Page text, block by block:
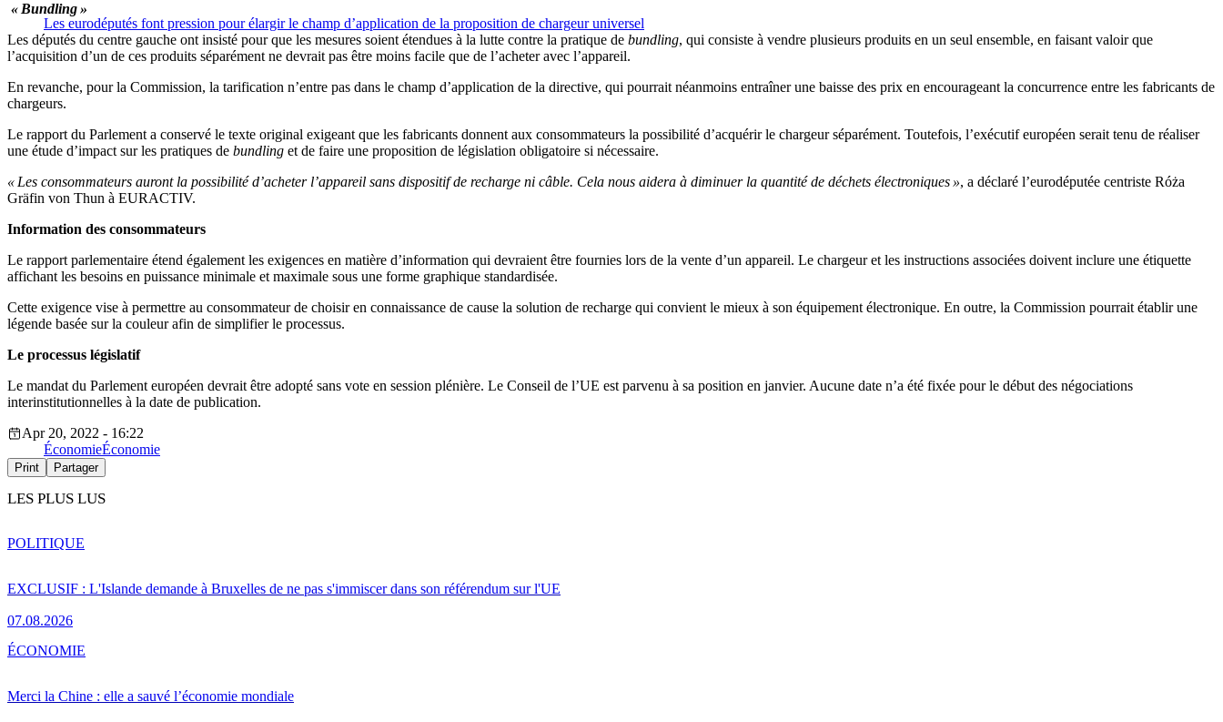
Les eurodéputés font pression pour élargir le champ d’application de la proposition de chargeur universel
« Bundling»
Les députés du centre gauche ont insisté pour que les mesures soient étendues à la lutte contre la pratique de bundling, qui consiste à vendre plusieurs produits en un seul ensemble, en faisant valoir que
l’acquisition d’un de ces produits séparément ne devrait pas être moins facile que de l’acheter avec l’appareil.
En revanche, pour la Commission, la tarification n’entre pas dans le champ d’application de la directive, qui pourrait néanmoins entraîner une baisse des prix en encourageant la concurrence entre les fabricants de
chargeurs.
Le rapport du Parlement a conservé le texte original exigeant que les fabricants donnent aux consommateurs la possibilité d’acquérir le chargeur séparément. Toutefois, l’exécutif européen serait tenu de réaliser
une étude d’impact sur les pratiques de bundling et de faire une proposition de législation obligatoire si nécessaire.
« Les consommateurs auront la possibilité d’acheter l’appareil sans dispositif de recharge ni câble. Cela nous aidera à diminuer la quantité de déchets électroniques », a déclaré l’eurodéputée centriste Róża
Gräfin von Thun à EURACTIV.
Information des consommateurs
Le rapport parlementaire étend également les exigences en matière d’information qui devraient être fournies lors de la vente d’un appareil. Le chargeur et les instructions associées doivent inclure une étiquette
affichant les besoins en puissance minimale et maximale sous une forme graphique standardisée.
Cette exigence vise à permettre au consommateur de choisir en connaissance de cause la solution de recharge qui convient le mieux à son équipement électronique. En outre, la Commission pourrait établir une
légende basée sur la couleur afin de simplifier le processus.
Le processus législatif
Le mandat du Parlement européen devrait être adopté sans vote en session plénière. Le Conseil de l’UE est parvenu à sa position en janvier. Aucune date n’a été fixée pour le début des négociations
interinstitutionnelles à la date de publication.
Apr 20, 2022 - 16:22
ÉconomieÉconomie
Print Partager
LES PLUS LUS
EXCLUSIF : L'Islande demande à Bruxelles de ne pas s'immiscer dans son référendum sur l'UE
07.08.2026
POLITIQUE
Merci la Chine : elle a sauvé l’économie mondiale
ÉCONOMIE